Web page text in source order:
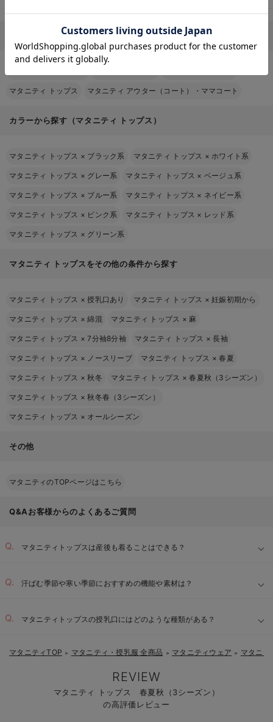
マタニティ関連のその他カテゴリから探す
マタニティ トップス マタニティ アウター（コート）・ママコート
カラーから探す（マタニティ トップス）
マタニティ トップス × ブラック系 マタニティ トップス × ホワイト系
マタニティ トップス × グレー系 マタニティ トップス × ベージュ系
マタニティ トップス × ブルー系 マタニティ トップス × ネイビー系
マタニティ トップス × ピンク系 マタニティ トップス × レッド系
マタニティ トップス × グリーン系
マタニティ トップスをその他の条件から探す
マタニティ トップス ×授乳口あり マタニティ トップス ×妊娠初期から
マタニティ トップス ×綿混 マタニティ トップス × 麻
マタニティ トップス ×7分袖8分袖 マタニティ トップス ×長袖
マタニティ トップス × ノースリーブ マタニティ トップス ×春夏
マタニティ トップス ×秋冬 マタニティ トップス ×春夏秋（3シーズン）
マタニティ トップス ×秋冬春（3シーズン）
マタニティ トップス × オールシーズン
その他
マタニティのTOPページはこちら
Q&Aお客様からのよくあるご質問
マタニティトップスは産後も着ることはできる？
汗ばむ季節や寒い季節におすすめの機能や素材は？
マタニティトップスの授乳口にはどのような種類がある？
お気に入り商品を確認する
マタニティTOP ＞ マタニティ・授乳服 全商品 ＞ マタニティウェア ＞ マタニテ
REVIEW
マタニティ トップス 春夏秋（3シーズン）
の高評価レビュー